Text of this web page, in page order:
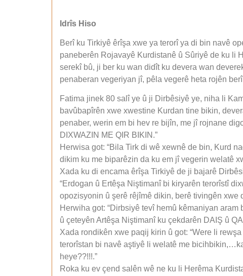
Idrîs Hiso
Berî ku Tirkiyê êrîşa xwe ya terorî ya di bin navê
paneberên Rojavayê Kurdistanê û Sûriyê de ku li
serekî bû, ji ber ku wan didît ku devera wan
penaberan vegeriyan jî, pêla vegerê heta rojên
Fatima jinek 80 salî ye û ji Dirbêsiyê ye, niha li
bavûbapîrên xwe xwestine Kurdan tine bikin,
penaber, werin em bi hev re bijîn, me jî rojnane
DIXWAZIN ME QIR BIKIN.”
Herwisa got: “Bila Tirk di wê xewnê de bin, Kurd
dikim ku me biparêzin da ku em jî vegerin welatê
Xada ku di encama êrîşa Tirkiyê de ji bajarê
“Erdogan û Ertêşa Niştimanî bi kiryarên terorîstî
opozisyonin û şerê rêjîmê dikin, berê tivingên xwe
Herwiha got: “Dirbsiyê tevî hemû kêmaniyan
û çeteyên Artêşa Niştimanî ku çekdarên DAIŞ û
Xada rondikên xwe paqij kirin û got: “Were li
terorîstan bi navê aştiyê li welatê me
heye??!!!.”
Roka ku ev çend salên wê ne ku li Herêma